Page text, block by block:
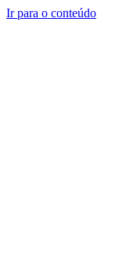
Ir para o conteúdo